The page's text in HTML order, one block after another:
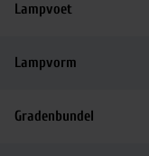
Lampvoet
Lampvorm
Gradenbundel